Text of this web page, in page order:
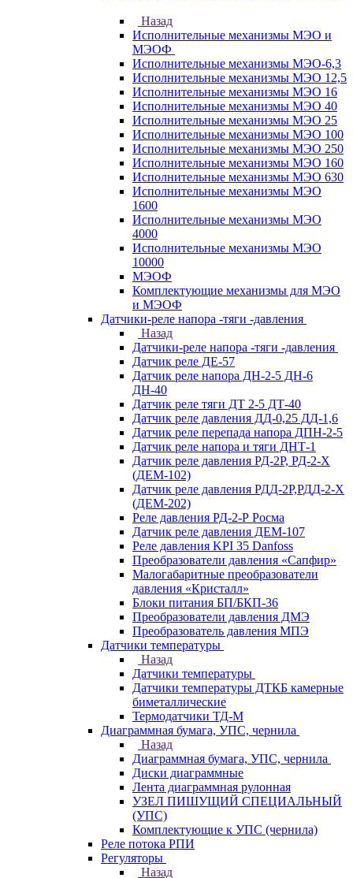
Назад
Исполнительные механизмы МЭО и
МЭОФ
Исполнительные механизмы МЭО-6,3
Исполнительные механизмы МЭО 12,5
Исполнительные механизмы МЭО 16
Исполнительные механизмы МЭО 40
Исполнительные механизмы МЭО 25
Исполнительные механизмы МЭО 100
Исполнительные механизмы МЭО 250
Исполнительные механизмы МЭО 160
Исполнительные механизмы МЭО 630
Исполнительные механизмы МЭО
1600
Исполнительные механизмы МЭО
4000
Исполнительные механизмы МЭО
10000
МЭОФ
Комплектующие механизмы для МЭО
и МЭОФ
Датчики-реле напора -тяги -давления
Назад
Датчики-реле напора -тяги -давления
Датчик реле ДЕ-57
Датчик реле напора ДН-2-5 ДН-6
ДН-40
Датчик реле тяги ДТ 2-5 ДТ-40
Датчик реле давления ДД-0,25 ДД-1,6
Датчик реле перепада напора ДПН-2-5
Датчик реле напора и тяги ДНТ-1
Датчик реле давления РД-2Р, РД-2-Х
(ДЕМ-102)
Датчик реле давления РДД-2Р,РДД-2-Х
(ДЕМ-202)
Реле давления РД-2-Р Росма
Датчик реле давления ДЕМ-107
Реле давления KPI 35 Danfoss
Преобразователи давления «Сапфир»
Малогабаритные преобразователи
давления «Кристалл»
Блоки питания БП/БКП-36
Преобразователи давления ДМЭ
Преобразователь давления МПЭ
Датчики температуры
Назад
Датчики температуры
Датчики температуры ДТКБ камерные
биметаллические
Термодатчики ТД-М
Диаграммная бумага, УПС, чернила
Назад
Диаграммная бумага, УПС, чернила
Диски диаграммные
Лента диаграммная рулонная
УЗЕЛ ПИШУЩИЙ СПЕЦИАЛЬНЫЙ
(УПС)
Комплектующие к УПС (чернила)
Реле потока РПИ
Регуляторы
Назад